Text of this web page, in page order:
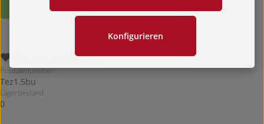
Zum Merkzettel hinzufügen
Produktnummer:
Tez1.5bu
Lagerbestand:
0
Konfigurieren